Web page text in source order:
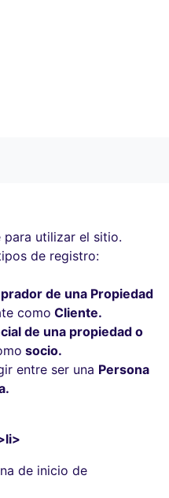
para utilizar el sitio.
de registro:
de una Propiedad
como Cliente.
de una propiedad o
socio.
entre ser una Persona
de inicio de